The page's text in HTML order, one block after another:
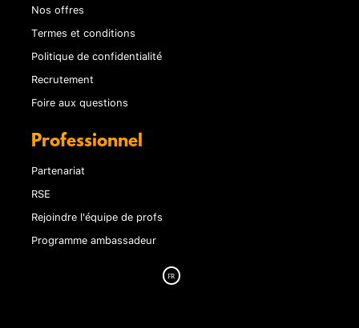
Nos offres
Termes et conditions
Politique de confidentialité
Recrutement
Foire aux questions
Professionnel
Partenariat
RSE
Rejoindre l'équipe de profs
Programme ambassadeur